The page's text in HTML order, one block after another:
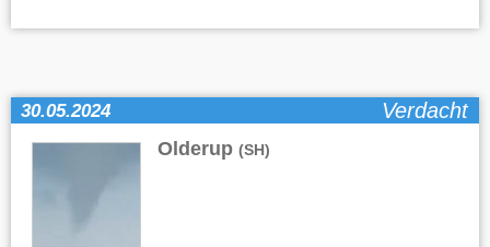
30.05.2024 Verdacht
Olderup (SH)